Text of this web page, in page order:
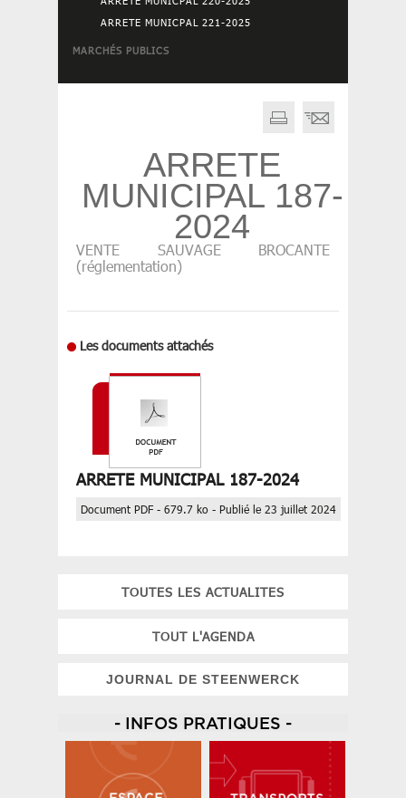
ARRETE MUNICPAL 221-2025
MARCHÉS PUBLICS
ARRETE
MUNICIPAL 187-
2024
VENTE SAUVAGE BROCANTE
(réglementation)
Les documents attachés
ARRETE MUNICIPAL 187-2024
Document PDF - 679.7 ko - Publié le 23 juillet 2024
TOUTES LES ACTUALITES
TOUT L'AGENDA
JOURNAL DE STEENWERCK
- INFOS PRATIQUES -